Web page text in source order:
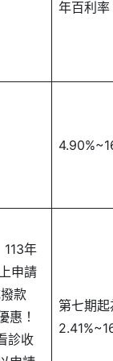
年百利率
113年
申請
款
惠！
診收
第七期起